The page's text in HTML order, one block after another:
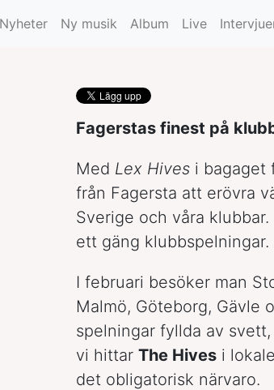
Nyheter Ny musik Album Live
Fagerstas finest på
Med Lex Hives i bagaget
från Fagersta att erövra
Sverige och våra
ett gäng klubbspelningar.
I februari besöker man
Malmö, Göteborg, Gävle
spelningar fyllda av svett,
vi hittar The Hives i
det obligatorisk närvaro.